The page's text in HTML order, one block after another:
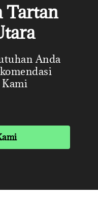
Tartan
Anda